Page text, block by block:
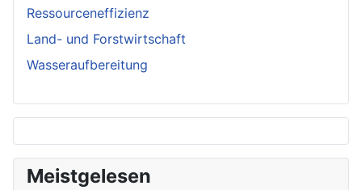
Ressourceneffizienz
Land- und Forstwirtschaft
Wasseraufbereitung
Meistgelesen